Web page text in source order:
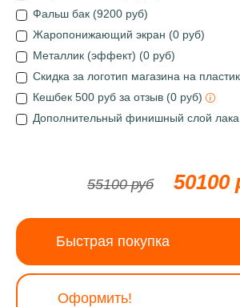
Фальш бак (9200 руб)
Жаропонижающий экран (0 руб)
Металлик (эффект) (0 руб)
Скидка за логотип магазина на
Кешбек 500 руб за отзыв (0 руб)
Дополнительный финишный слой
55100 руб 50100
Быстрая покупка
Оформить!